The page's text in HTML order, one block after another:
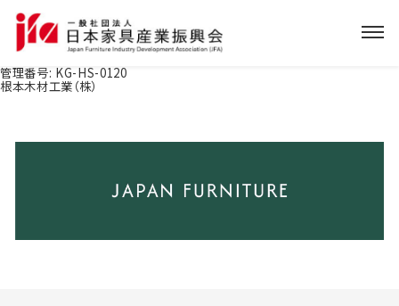
管理番号: KG-HS-0120
根本木材工業（株）